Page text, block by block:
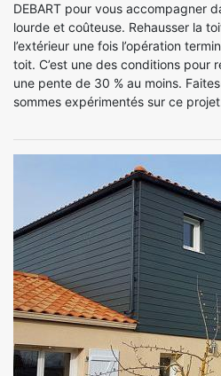
DEBART pour vous accompagner
lourde et coûteuse. Rehausser la
l’extérieur une fois l’opération
toit. C’est une des conditions pour
une pente de 30 % au moins.
sommes expérimentés sur ce